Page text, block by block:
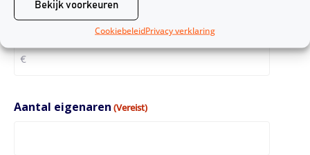
Bekijk voorkeuren
CookiebeleidPrivacy verklaring
Jaaromzet excl. btw(Vereist)
Aantal eigenaren (Vereist)